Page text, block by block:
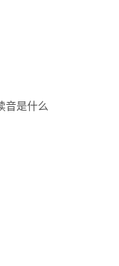
音是什么